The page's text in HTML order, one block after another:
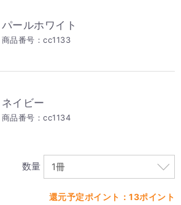
パールホワイト
商品番号：cc1133
ネイビー
商品番号：cc1134
数量
還元予定ポイント：13ポイント